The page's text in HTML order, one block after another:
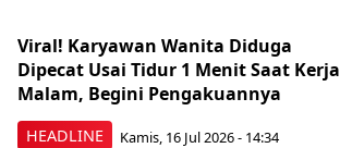
HEADLINE
Viral! Karyawan Wanita Diduga
Dipecat Usai Tidur 1 Menit Saat Kerja
Malam, Begini Pengakuannya
Kamis, 16 Jul 2026 - 14:34